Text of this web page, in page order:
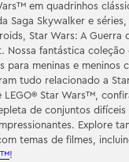
em quadrinhos
Saga Skywalker e
Star Wars: A Guerra
Nossa fantástica coleção
para meninas e meninos
tudo relacionado a
LEGO® Star Wars™,
de conjuntos
Explore
temas de filmes,
!